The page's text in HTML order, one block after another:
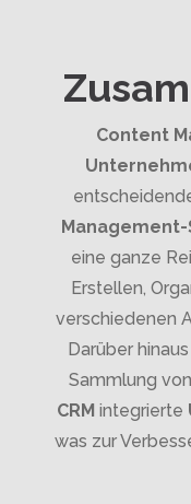
Content
eine ganze
Erstellen,
verschiedenen
Darüber
Sammlung von
CRM integrierte
was zur